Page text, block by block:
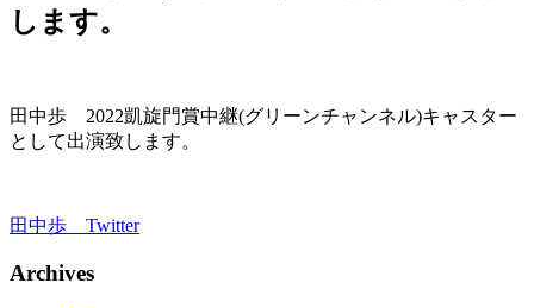
します。
田中歩 2022凱旋門賞中継(グリーンチャンネル)キャスター
として出演致します。
田中歩 Twitter
Archives